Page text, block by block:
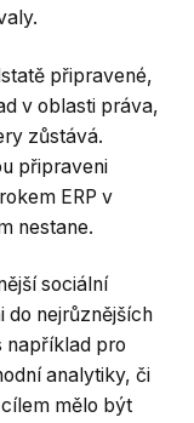
připravené,
v oblasti práva,
zůstává.
připraveni
ERP v
nestane.
sociální
do nejrůznějších
například pro
analytiky, či
mělo být